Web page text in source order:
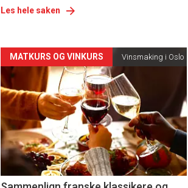
Les hele saken
Forsiden
akkurat
nå
-
5
MATKURS OG VINKURS Vinsmaking i Oslo